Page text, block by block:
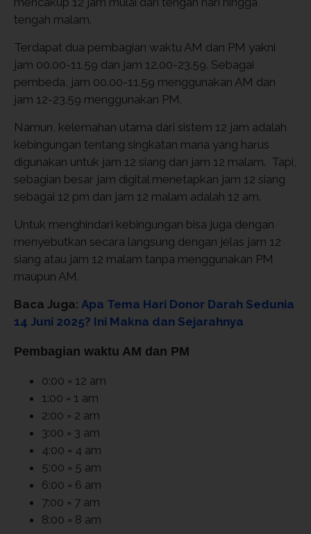
tengah malam.
Terdapat dua pembagian waktu AM dan PM yakni
jam 00.00-11.59 dan jam 12.00-23.59. Sebagai
pembeda, jam 00.00-11.59 menggunakan AM dan
jam 12-23.59 menggunakan PM.
Namun, kelemahan utama dari sistem 12 jam adalah
kebingungan tentang singkatan mana yang harus
digunakan untuk jam 12 siang dan jam 12 malam. Tapi,
sebagian besar jam digital menetapkan jam 12 siang
sebagai 12 pm dan jam 12 malam adalah 12 am.
Untuk menghindari kebingungan bisa juga dengan
menyebutkan secara langsung dengan jelas jam 12
siang atau jam 12 malam tanpa menggunakan PM
maupun AM.
Baca Juga: Apa Tema Hari Donor Darah Sedunia
14 Juni 2025? Ini Makna dan Sejarahnya
Pembagian waktu AM dan PM
0:00 = 12 am
1:00 = 1 am
2:00 = 2 am
3:00 = 3 am
4:00 = 4 am
5:00 = 5 am
6:00 = 6 am
7:00 = 7 am
8:00 = 8 am